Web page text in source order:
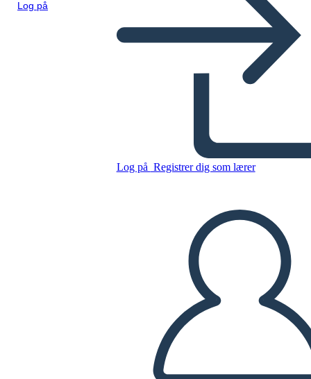
Log på
Log på Registrer dig som lærer
Kopier dette storyboard
AFSPIL DIASSHOW
LÆS FOR MIG